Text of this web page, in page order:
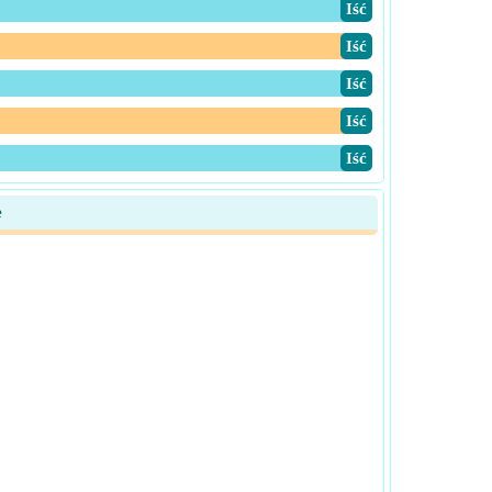
​Iść
​Iść
​Iść
​Iść
​Iść